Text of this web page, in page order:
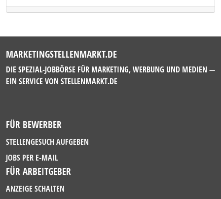
MARKETINGSTELLENMARKT.DE
DIE SPEZIAL-JOBBÖRSE FÜR MARKETING, WERBUNG UND MEDIEN —
EIN SERVICE VON STELLENMARKT.DE
FÜR BEWERBER
STELLENGESUCH AUFGEBEN
JOBS PER E-MAIL
FÜR ARBEITGEBER
ANZEIGE SCHALTEN